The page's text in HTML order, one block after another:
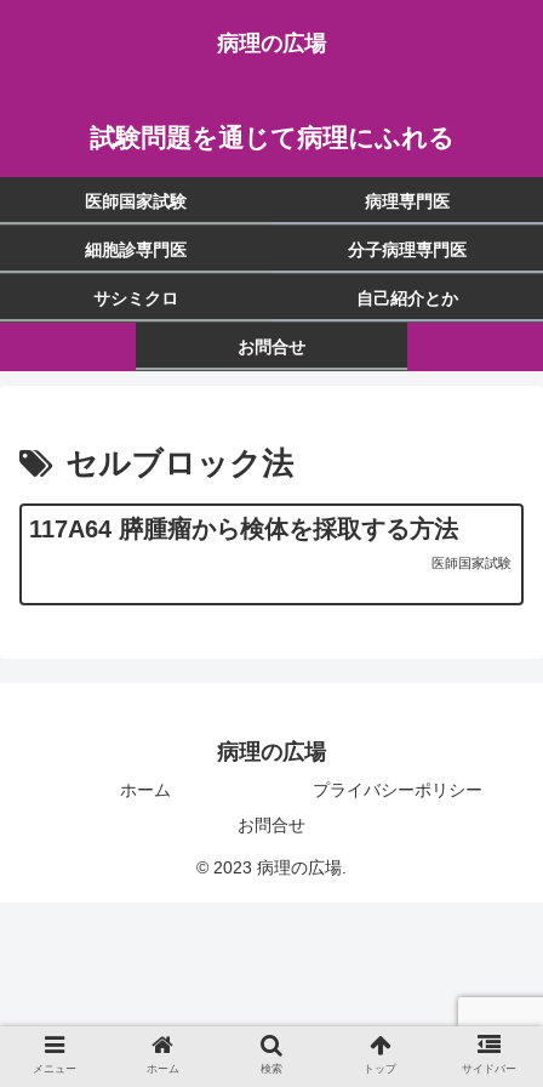
病理の広場
試験問題を通じて病理にふれる
医師国家試験 病理専門医
細胞診専門医 分子病理専門医
サシミクロ 自己紹介とか
お問合せ
セルブロック法
117A64 膵腫瘤から検体を採取する方法
医師国家試験
病理の広場
ホーム
プライバシーポリシー
お問合せ
© 2023 病理の広場.
メニュー ホーム 検索 トップ サイドバー